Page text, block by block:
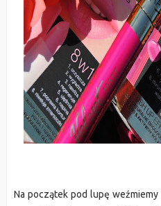
Na początek pod lupę weźmiemy